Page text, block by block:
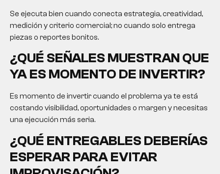
Se ejecuta bien cuando conecta estrategia, creatividad,
medición y criterio comercial; no cuando solo entrega
piezas o reportes bonitos.
¿QUÉ SEÑALES MUESTRAN QUE
YA ES MOMENTO DE INVERTIR?
Es momento de invertir cuando el problema ya te está
costando visibilidad, oportunidades o margen y necesitas
una ejecución más seria.
¿QUÉ ENTREGABLES DEBERÍAS
ESPERAR PARA EVITAR